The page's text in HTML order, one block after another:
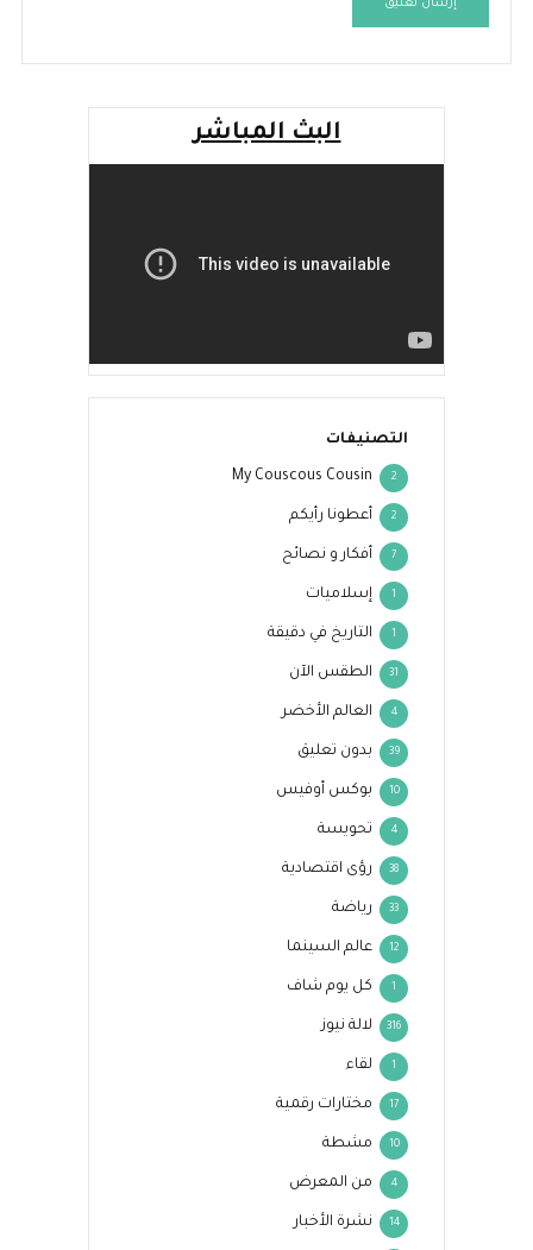
البث المباشر
التصنيفات
My Couscous Cousin 2
أعطونا رأيكم 2
أفكار و نصائح 7
إسلاميات 1
التاريخ في دقيقة 1
الطقس الآن 31
العالم الأخضر 4
بدون تعليق 39
بوكس أوفيس 10
تحويسة 4
رؤى اقتصادية 38
رياضة 33
عالم السينما 12
كل يوم شاف 1
لالة نيوز 316
لقاء 1
مختارات رقمية 17
مشطة 10
من المعرض 4
نشرة الأخبار 14